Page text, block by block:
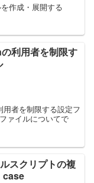
作成・展開する
利用者を制限す
者を制限する設定フ
ァイルについてで
スクリプトの複
case